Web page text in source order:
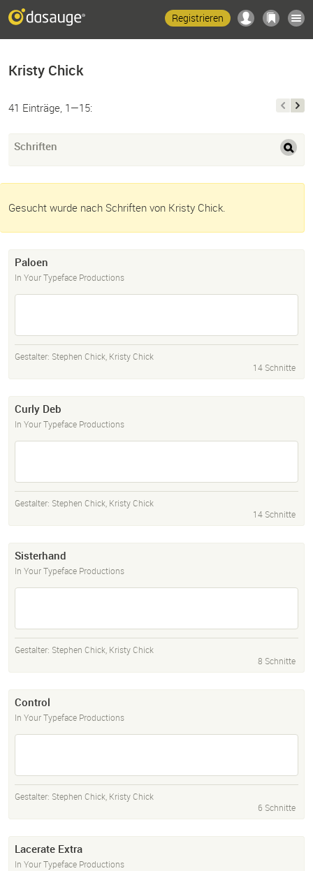
Registrieren
Kristy Chick
41 Einträge, 1—15:
Schriften
Gesucht wurde nach Schriften von Kristy Chick.
Paloen
In Your Typeface Productions
Gestalter: Stephen Chick, Kristy Chick
14 Schnitte
Curly Deb
In Your Typeface Productions
Gestalter: Stephen Chick, Kristy Chick
14 Schnitte
Sisterhand
In Your Typeface Productions
Gestalter: Stephen Chick, Kristy Chick
8 Schnitte
Control
In Your Typeface Productions
Gestalter: Stephen Chick, Kristy Chick
6 Schnitte
Lacerate Extra
In Your Typeface Productions